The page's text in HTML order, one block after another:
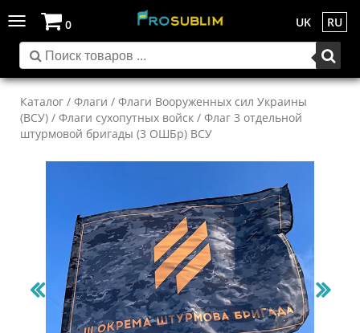
Toggle
navigation
UK RU
0
Каталог / Флаги / Флаги Вооруженных сил Украины
(ВСУ) / Флаги сухопутных войск / Флаг 3 отдельной
штурмовой бригады (3 ОШБр) ВСУ